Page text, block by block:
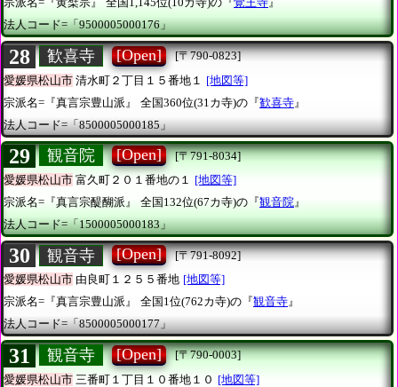
法人コード=「9500005000176」
28 歓喜寺 [Open]
[〒790-0823]
愛媛県松山市 清水町２丁目１５番地１
[地図等]
宗派名=『真言宗豊山派』
全国360位(31カ寺)の『歓喜寺 』
法人コード=「8500005000185」
29 観音院 [Open]
[〒791-8034]
愛媛県松山市 富久町２０１番地の１
[地図等]
宗派名=『真言宗醍醐派』
全国132位(67カ寺)の『観音院 』
法人コード=「1500005000183」
30 観音寺 [Open]
[〒791-8092]
愛媛県松山市 由良町１２５５番地 [地図等]
宗派名=『真言宗豊山派』
全国1位(762カ寺)の『観音寺』
法人コード=「8500005000177」
31 観音寺 [Open]
[〒790-0003]
愛媛県松山市 三番町１丁目１０番地１０ [地図等]